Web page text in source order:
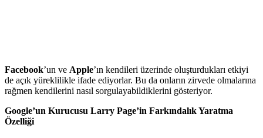
Facebook’un ve Apple’ın kendileri üzerinde oluşturdukları etkiyi
de açık yüreklilikle ifade ediyorlar. Bu da onların zirvede olmalarına
rağmen kendilerini nasıl sorgulayabildiklerini gösteriyor.
Google’un Kurucusu Larry Page’in Farkındalık Yaratma
Özelliği